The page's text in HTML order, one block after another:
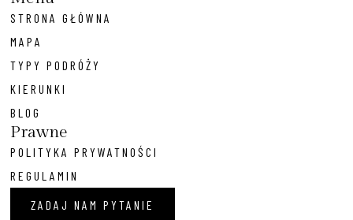
STRONA GŁÓWNA
MAPA
TYPY PODRÓŻY
KIERUNKI
BLOG
Prawne
POLITYKA PRYWATNOŚCI
REGULAMIN
ZADAJ NAM PYTANIE